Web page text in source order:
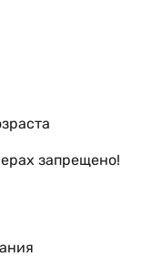
запрещено!